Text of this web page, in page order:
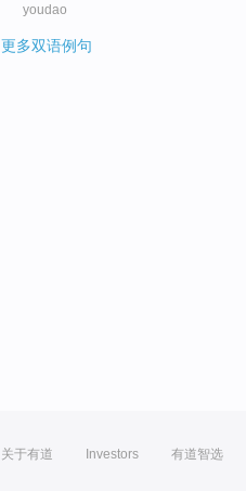
youdao
更多双语例句
关于有道 Investors 有道智选